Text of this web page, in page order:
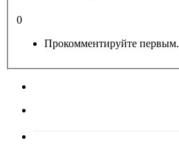
0
Прокомментируйте первым.